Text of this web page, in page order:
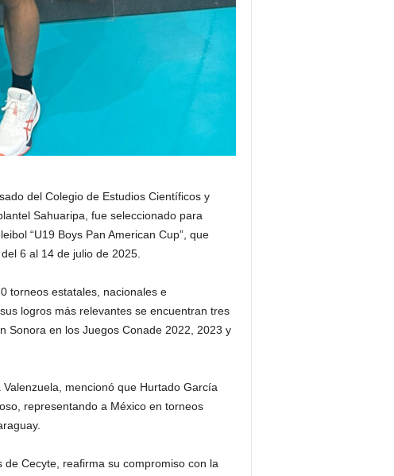
del Colegio de Estudios Científicos y
Sahuaripa, fue seleccionado para
“U19 Boys Pan American Cup”, que
6 al 14 de julio de 2025.
torneos estatales, nacionales e
logros más relevantes se encuentran tres
Sonora en los Juegos Conade 2022, 2023 y
mencionó que Hurtado García
representando a México en torneos
Cecyte, reafirma su compromiso con la